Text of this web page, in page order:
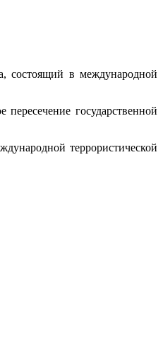
состоящий в международной
государственной
террористической